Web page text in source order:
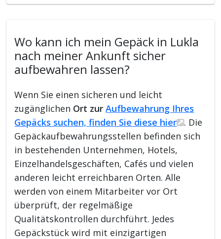
Wo kann ich mein Gepäck in Lukla
nach meiner Ankunft sicher
aufbewahren lassen?
Wenn Sie einen sicheren und leicht
zugänglichen Ort zurAufbewahrung Ihres
Gepäcks suchen, finden Sie diese hier
. Die
Gepäckaufbewahrungsstellen befinden sich
in bestehenden Unternehmen, Hotels,
Einzelhandelsgeschäften, Cafés und vielen
anderen leicht erreichbaren Orten. Alle
werden von einem Mitarbeiter vor Ort
überprüft, der regelmäßige
Qualitätskontrollen durchführt. Jedes
Gepäckstück wird mit einzigartigen